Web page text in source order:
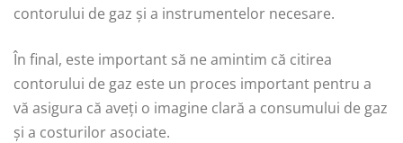
contorului de gaz și a instrumentelor necesare.
În final, este important să ne amintim că citirea
contorului de gaz este un proces important pentru a
vă asigura că aveți o imagine clară a consumului de gaz
și a costurilor asociate.